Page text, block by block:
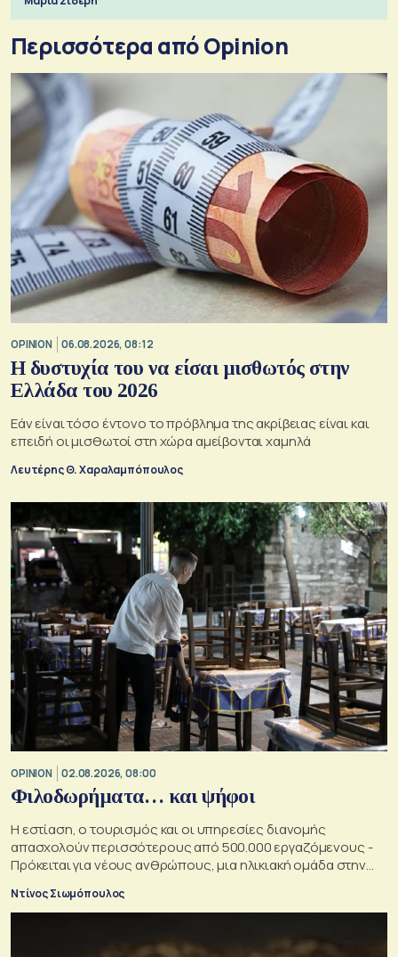
Περισσότερα από Opinion
OPINION 06.08.2026, 08:12
Η δυστυχία του να είσαι μισθωτός στην
Ελλάδα του 2026
Εάν είναι τόσο έντονο το πρόβλημα της ακρίβειας είναι και
επειδή οι μισθωτοί στη χώρα αμείβονται χαμηλά
Λευτέρης Θ. Χαραλαμπόπουλος
OPINION 02.08.2026, 08:00
Φιλοδωρήματα… και ψήφοι
Η εστίαση, ο τουρισμός και οι υπηρεσίες διανομής
απασχολούν περισσότερους από 500.000 εργαζόμενους -
Πρόκειται για νέους ανθρώπους, μια ηλικιακή ομάδα στην
οποία κάθε κυβέρνηση θα ήθελε να αυξήσει την επιρροή της
Ντίνος Σιωμόπουλος